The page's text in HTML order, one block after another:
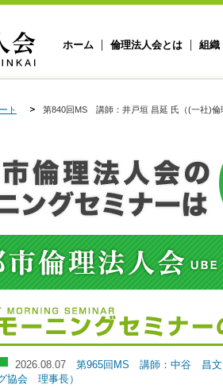
ホーム 倫理法人会とは 組織
ト 第840回MS 講師：井戸垣 昌延 氏（(一社)倫
2026.08.07
第965回MS 講師：中谷 昌文
協会 理事長）